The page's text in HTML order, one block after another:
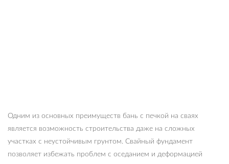
Одним из основных преимуществ бань с печкой на сваях
является возможность строительства даже на сложных
участках с неустойчивым грунтом. Свайный фундамент
позволяет избежать проблем с оседанием и деформацией